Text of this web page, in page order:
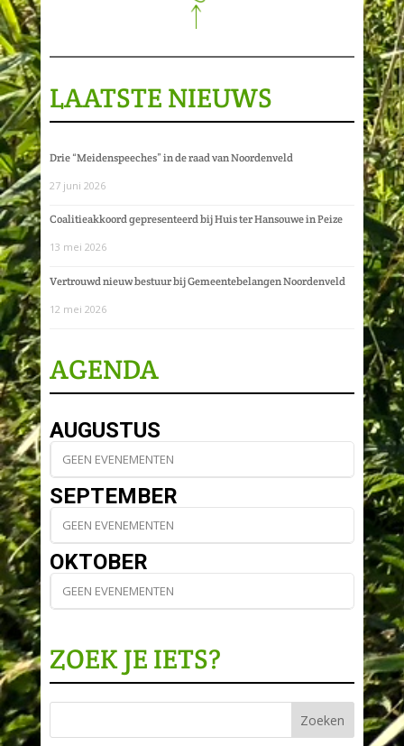
LAATSTE NIEUWS
Drie “Meidenspeeches” in de raad van Noordenveld
27 juni 2026
Coalitieakkoord gepresenteerd bij Huis ter Hansouwe in Peize
13 mei 2026
Vertrouwd nieuw bestuur bij Gemeentebelangen Noordenveld
12 mei 2026
AGENDA
AUGUSTUS
GEEN EVENEMENTEN
SEPTEMBER
GEEN EVENEMENTEN
OKTOBER
GEEN EVENEMENTEN
ZOEK JE IETS?